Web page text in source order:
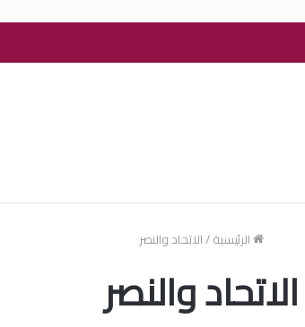
الرئيسية/الاتحاد والنصر
الاتحاد والنصر